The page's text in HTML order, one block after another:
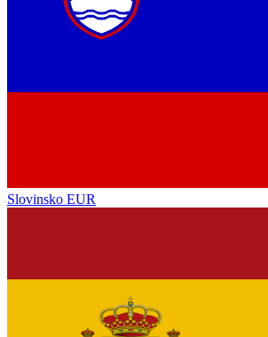
Slovinsko EUR